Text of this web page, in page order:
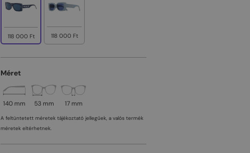
118 000 Ft 118 000 Ft
Méret
140 mm 53 mm 17 mm
A feltüntetett méretek tájékoztató jellegűek, a valós termék
méretek eltérhetnek.